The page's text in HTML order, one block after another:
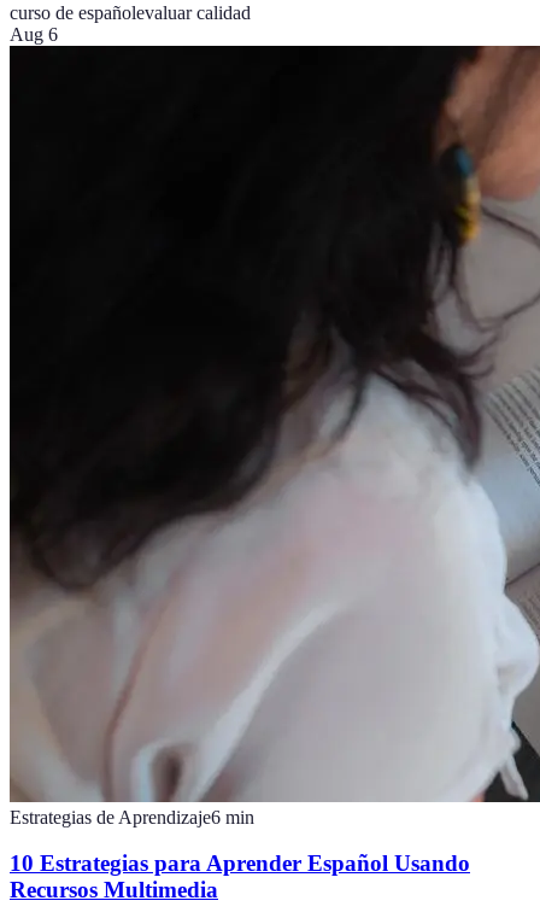
curso de españolevaluar calidad
Aug 6
Estrategias de Aprendizaje6 min
10 Estrategias para Aprender Español Usando
Recursos Multimedia